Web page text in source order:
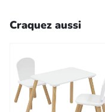
Craquez aussi